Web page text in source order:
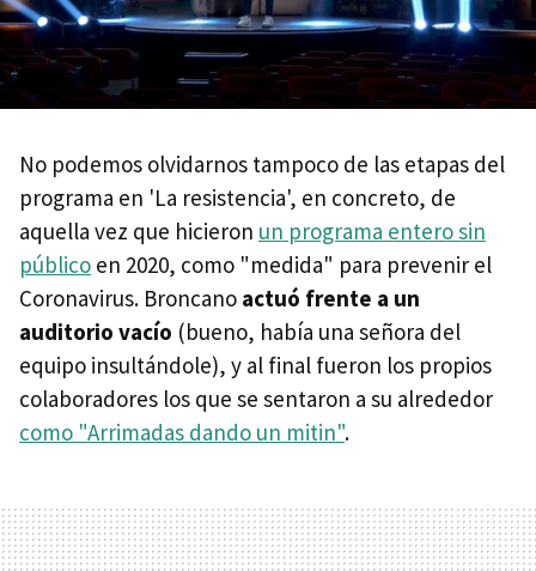
No podemos olvidarnos tampoco de las etapas del
programa en 'La resistencia', en concreto, de
aquella vez que hicieron un programa entero sin
público en 2020, como "medida" para prevenir el
Coronavirus. Broncano actuó frente a un
auditorio vacío (bueno, había una señora del
equipo insultándole), y al final fueron los propios
colaboradores los que se sentaron a su alrededor
como "Arrimadas dando un mitin".